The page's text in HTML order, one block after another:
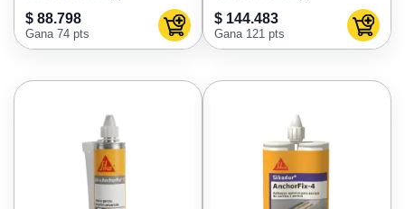
$ 88.798
Gana 74 pts Agregar al carrito
$ 144.483
Gana 121 pts